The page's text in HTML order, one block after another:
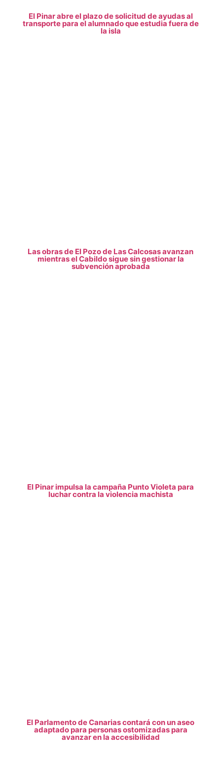
El Pinar abre el plazo de solicitud de ayudas al
transporte para el alumnado que estudia fuera de
la isla
Las obras de El Pozo de Las Calcosas avanzan
mientras el Cabildo sigue sin gestionar la
subvención aprobada
El Pinar impulsa la campaña Punto Violeta para
luchar contra la violencia machista
El Parlamento de Canarias contará con un aseo
adaptado para personas ostomizadas para
avanzar en la accesibilidad